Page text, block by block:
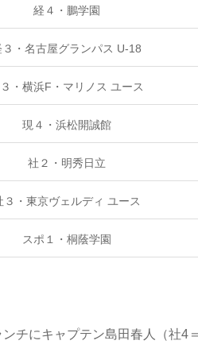
経４・鵬学園
３・名古屋グランパス U-18
・横浜F・マリノス ユース
現４・浜松開誠館
社２・明秀日立
３・東京ヴェルディ ユース
スポ１・桐蔭学園
チにキャプテン島田春人（社4